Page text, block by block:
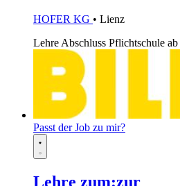
HOFER KG • Lienz
Lehre Abschluss Pflichtschule ab
Passt der Job zu mir?
Lehre zum:zur